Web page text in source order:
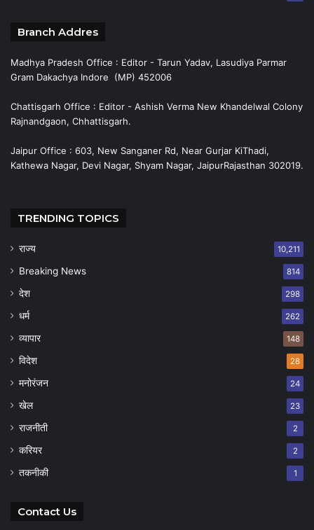
Branch Addres
Madhya Pradesh Office : Editor - Tarun Yadav, Lasudiya Parmar
Gram Dakachya Indore (MP) 452006
Chattisgarh Office : Editor - Ashish Verma New Khandelwal Colony
Rajnandgaon, Chhattisgarh.
Jaipur Office : 603, New Sanganer Rd, Near Gurjar KiThadi,
Kathewa Nagar, Devi Nagar, Shyam Nagar, JaipurRajasthan 302019.
TRENDING TOPICS
राज्य 10,211
Breaking News 814
देश 298
धर्म 262
व्यापार 148
विदेश 28
मनोरंजन 24
खेल 23
राजनीती 2
करियर 2
तकनीकी 1
Contact Us